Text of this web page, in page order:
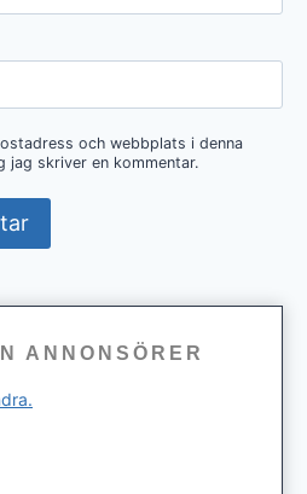
och webbplats i denna
jag skriver en kommentar.
ANNONSÖRER